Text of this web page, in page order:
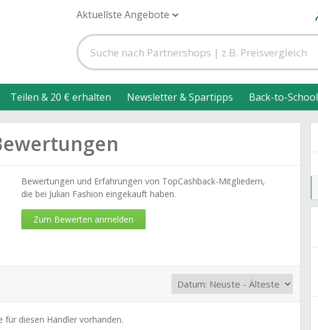
Aktuellste Angebote
Teilen & 20 € erhalten Newsletter & Spartipps Back-to-School
Bewertungen und Erfahrungen von TopCashback-Mitgliedern,
die bei Julian Fashion eingekauft haben.
Zum Bewerten anmelden
diesen Händler vorhanden.